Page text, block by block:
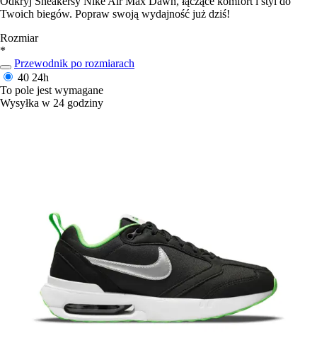
Twoich biegów. Popraw swoją wydajność już dziś!
Rozmiar
*
Przewodnik po rozmiarach
40 24h
To pole jest wymagane
Wysyłka w 24 godziny